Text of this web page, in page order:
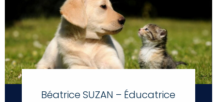
Béatrice SUZAN – Éducatrice